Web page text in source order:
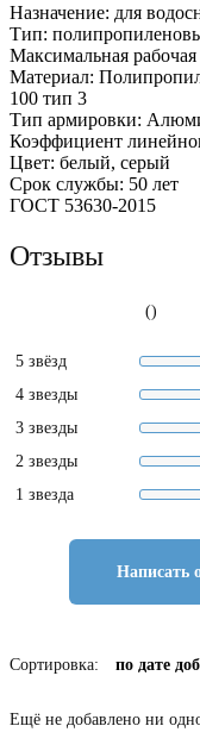
Назначение: для
Тип:
Максимальная
Материал:
100 тип 3
Тип армировки:
Коэффициент
Цвет: белый, серый
Срок службы: 50 лет
ГОСТ 53630-2015
Отзывы
()
5 звёзд
4 звезды
3 звезды
2 звезды
1 звезда
Написать
Сортировка: по дате
Ещё не добавлено ни